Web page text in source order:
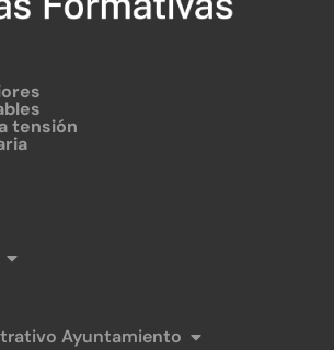
tensión
Ayuntamiento